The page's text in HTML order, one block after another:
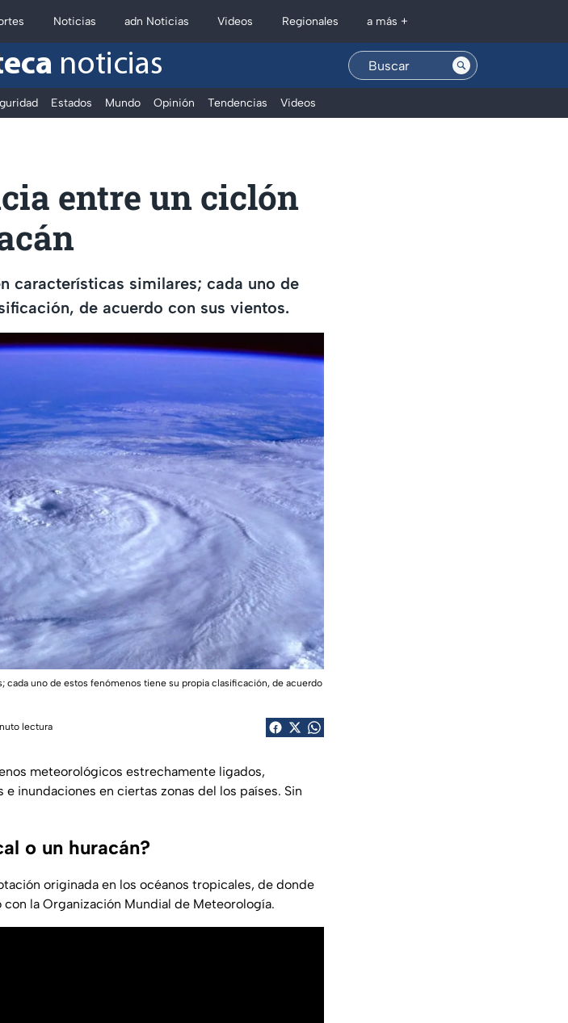
Noticias adn Noticias Videos Regionales a más +
noticias
Estados Mundo Opinión Tendencias Videos
entre un ciclón
características similares; cada uno de
de acuerdo con sus vientos.
uno de estos fenómenos tiene su propia clasificación, de acuerdo
lectura
meteorológicos estrechamente ligados,
inundaciones en ciertas zonas del los países. Sin
o un huracán?
originada en los océanos tropicales, de donde
la Organización Mundial de Meteorología.